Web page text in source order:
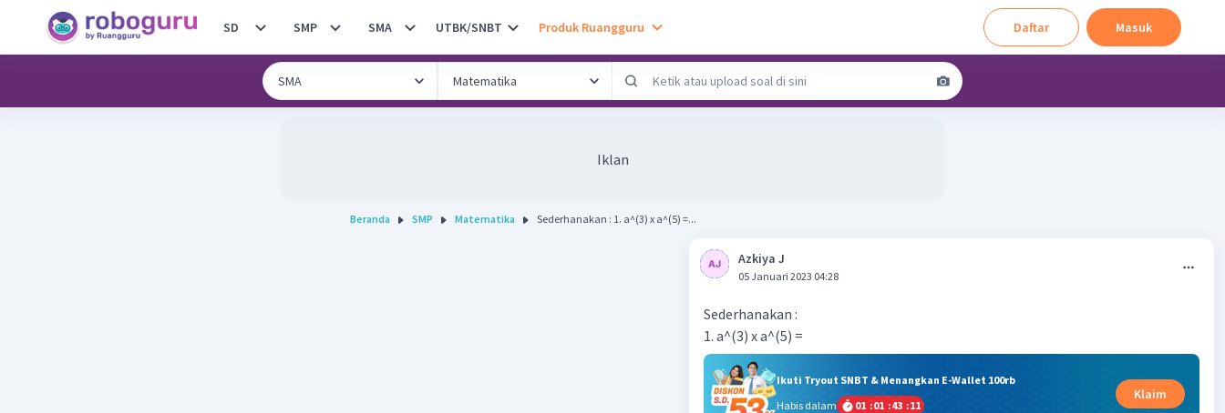
SD SMP SMA UTBK/SNBT Produk Ruangguru Daftar Masuk
Iklan
Beranda SMP Matematika Sederhanakan : 1. a^(3) x a^(5) =...
Azkiya J
05 Januari 2023 04:28
Sederhanakan :
1. a^(3) x a^(5) =
Ikuti Tryout SNBT & Menangkan E-Wallet 100rb
Habis dalam
01 :01 :43 :10
Klaim